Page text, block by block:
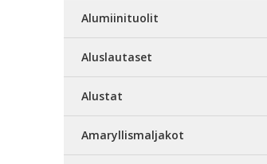
Alumiinituolit
Aluslautaset
Alustat
Amaryllismaljakot